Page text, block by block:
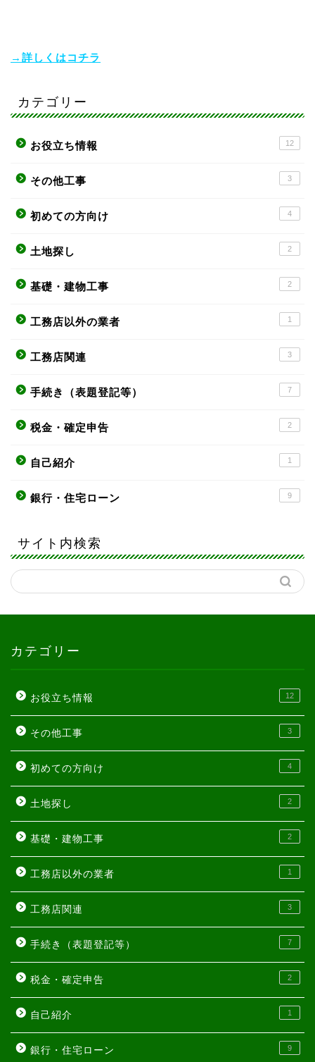
→詳しくはコチラ
カテゴリー
お役立ち情報 12
その他工事 3
初めての方向け 4
土地探し 2
基礎・建物工事 2
工務店以外の業者 1
工務店関連 3
手続き（表題登記等） 7
税金・確定申告 2
自己紹介 1
銀行・住宅ローン 9
サイト内検索
カテゴリー
お役立ち情報 12
その他工事 3
初めての方向け 4
土地探し 2
基礎・建物工事 2
工務店以外の業者 1
工務店関連 3
手続き（表題登記等） 7
税金・確定申告 2
自己紹介 1
銀行・住宅ローン 9